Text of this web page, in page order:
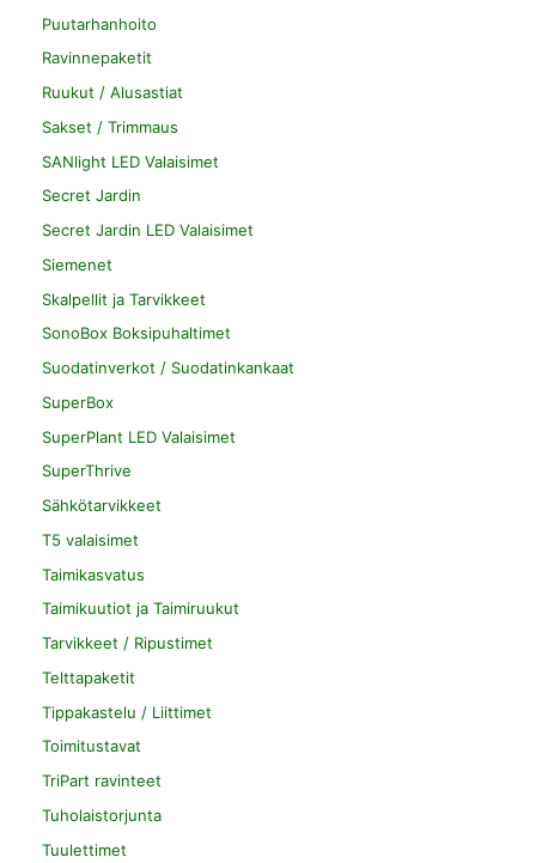
Puutarhanhoito
Ravinnepaketit
Ruukut / Alusastiat
Sakset / Trimmaus
SANlight LED Valaisimet
Secret Jardin
Secret Jardin LED Valaisimet
Siemenet
Skalpellit ja Tarvikkeet
SonoBox Boksipuhaltimet
Suodatinverkot / Suodatinkankaat
SuperBox
SuperPlant LED Valaisimet
SuperThrive
Sähkötarvikkeet
T5 valaisimet
Taimikasvatus
Taimikuutiot ja Taimiruukut
Tarvikkeet / Ripustimet
Telttapaketit
Tippakastelu / Liittimet
Toimitustavat
TriPart ravinteet
Tuholaistorjunta
Tuulettimet